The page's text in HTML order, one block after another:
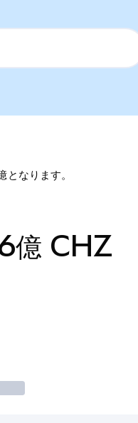
となります。
億 CHZ